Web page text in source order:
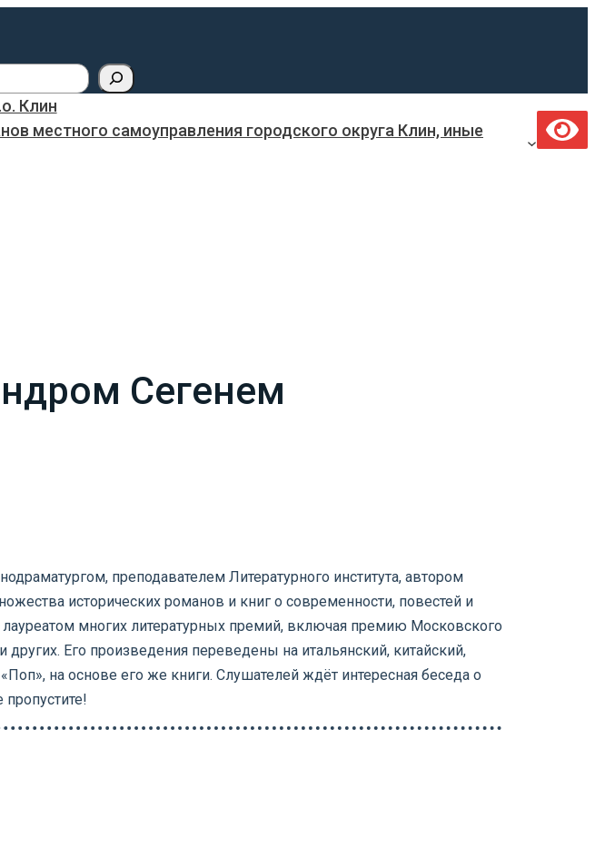
Клин
местного самоуправления городского округа Клин, иные
Сегенем
преподавателем Литературного института, автором
исторических романов и книг о современности, повестей и
многих литературных премий, включая премию Московского
Его произведения переведены на итальянский, китайский,
на основе его же книги. Слушателей ждёт интересная беседа о